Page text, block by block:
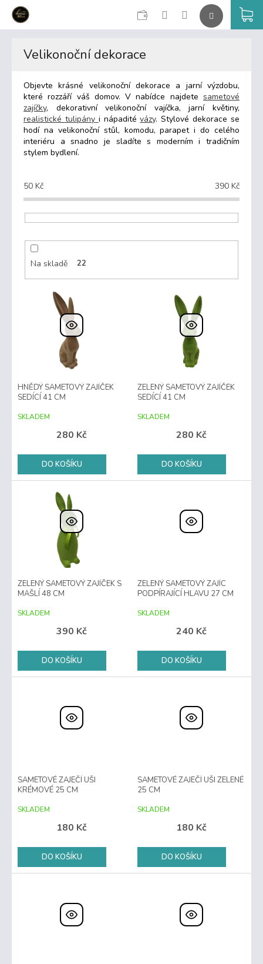
CZK
Velikonoční dekorace
Objevtekrásné velikonočnídekorace a jarnívýzdobu,
kterérozzáří váš domov.Vnabídce najdetesametové
zajíčky, dekorativnívelikonoční vajíčka,jarníkvětiny,
realistické tulipány i nápaditévázy.Stylovédekoracese
hodí na velikonoční stůl, komodu,parapetido celého
interiéru asnadno je sladítes moderními tradičním
stylem bydlení.
50 Kč 390 Kč
Na skladě 22
o
d
u
ů
HNĚDÝ SAMETOVÝ ZAJÍČEK
SEDÍCÍ 41 CM
SKLADEM
280 Kč
DO KOŠÍKU
ZELENÝ SAMETOVÝ ZAJÍČEK
SEDÍCÍ 41 CM
SKLADEM
280 Kč
DO KOŠÍKU
ZELENÝ SAMETOVÝ ZAJÍČEK S
MAŠLÍ 48 CM
SKLADEM
390 Kč
DO KOŠÍKU
ZELENÝ SAMETOVÝ ZAJÍC
PODPÍRAJÍCÍ HLAVU 27 CM
SKLADEM
240 Kč
DO KOŠÍKU
SAMETOVÉ ZAJEČÍ UŠI
KRÉMOVÉ 25 CM
SKLADEM
180 Kč
DO KOŠÍKU
SAMETOVÉ ZAJEČÍ UŠI ZELENÉ
25 CM
SKLADEM
180 Kč
DO KOŠÍKU